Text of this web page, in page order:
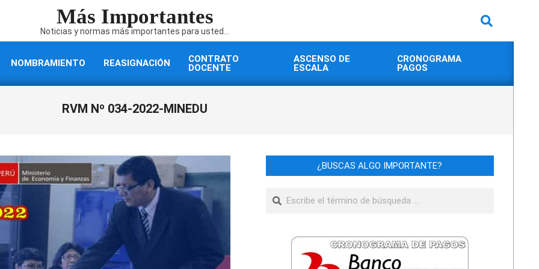
Más Importantes
Noticias y normas más importantes para usted...
Buscar
NOMBRAMIENTO REASIGNACIÓN
CONTRATO
DOCENTE
ASCENSO DE
ESCALA
CRONOGRAMA
PAGOS
RVM Nº 034-2022-MINEDU
¿BUSCAS ALGO IMPORTANTE?
Buscar